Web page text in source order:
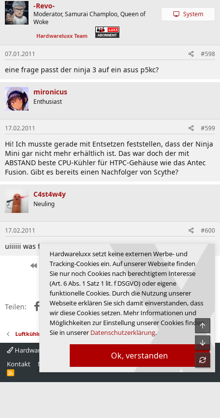
-Revo-
Moderator, Samurai Champloo, Queen of
Woke
Hardwareluxx Team
System
07.01.2011 #598
eine frage passt der ninja 3 auf ein asus p5kc?
mironicus
Enthusiast
17.02.2011 #599
Hi! Ich musste gerade mit Entsetzen feststellen, dass der Ninja
Mini gar nicht mehr erhältlich ist. Das war doch der mit
ABSTAND beste CPU-Kühler für HTPC-Gehäuse wie das Antec
Fusion. Gibt es bereits einen Nachfolger von Scythe?
C4st4w4y
Neuling
17.02.2011 #600
uiiiiii was fürn ding!!! "gg"
Erste Vorherige 20 von 21 Nächste Letzte
Anmelden, um zu antworten.
Teilen: FacebookX (Twitter)
RedditWhatsApp
E-MailLink
Luftkühlung
Hardwareluxx 4.0
Kontakt
Nutzungsbedingungen Startseite
R
Ok, verstanden
Hardwareluxx setzt keine externen Werbe- und
Tracking-Cookies ein. Auf unserer Webseite finden
Sie nur noch Cookies nach berechtigtem Interesse
(Art. 6 Abs. 1 Satz 1 lit. f DSGVO) oder eigene
funktionelle Cookies. Durch die Nutzung unserer
Webseite erklären Sie sich damit einverstanden, dass
wir diese Cookies setzen. Mehr Informationen und
Möglichkeiten zur Einstellung unserer Cookies finden
Sie in unserer Datenschutzerklärung.